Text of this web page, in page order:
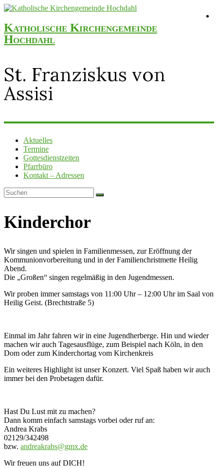
Katholische Kirchengemeinde
Hochdahl
St. Franziskus von
Assisi
Aktuelles
Termine
Gottesdienstzeiten
Pfarrbüro
Kontakt – Adressen
Kinderchor
Wir singen und spielen in Familienmessen, zur Eröffnung der
Kommunionvorbereitung und in der Familienchristmette Heilig
Abend.
Die „Großen“ singen regelmäßig in den Jugendmessen.
Wir proben immer samstags von 11:00 Uhr – 12:00 Uhr im Saal von
Heilig Geist. (Brechtstraße 5)
Einmal im Jahr fahren wir in eine Jugendherberge. Hin und wieder
machen wir auch Tagesausflüge, zum Beispiel nach Köln, in den
Dom oder zum Kinderchortag vom Kirchenkreis
Ein weiteres Highlight ist unser Konzert. Viel Spaß haben wir auch
immer bei den Probetagen dafür.
Hast Du Lust mit zu machen?
Dann komm einfach samstags vorbei oder ruf an:
Andrea Krabs
02129/342498
bzw. andreakrabs@gmx.de
Wir freuen uns auf DICH!